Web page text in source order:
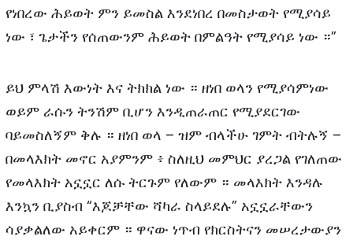
የነበረው ሕይወት ምን ይመስል እንደነበረ በመስታወት የሚያሳይ
ነው ፣ ጌታችን የሰጠውንም ሕይወት በምልዓት የሚያሳይ ነው ።”
ይህ ምላሽ እውነት እና ትክክል ነው ። ዘነበ ወላን የሚያሳምነው
ወይም ራሱን ትንሽም ቢሆን እንዲጠራጠር የሚያደርገው
ባይመስለኝም ቅሉ ። ዘነበ ወላ – ዝም ብላችሁ ገምት ብትሉኝ –
በመላእክት መኖር አያምንም ፥ ስለዚህ መምህር ያረጋል የገለጠው
የመላእክት አኗኗር ለሱ ትርጉም የለውም ። መላእክት እንዳሉ
እንኳን ቢያስብ “እጆቻቸው ሻካራ ስላይደሉ” አኗኗራቸውን
ሳያቃልለው አይቀርም ። ዋናው ነጥብ የክርስትናን መሠረታውያን